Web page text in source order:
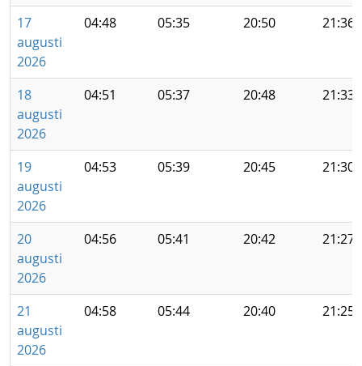
17
augusti
2026
04:48 05:35 20:50 21:36
18
augusti
2026
04:51 05:37 20:48 21:33
19
augusti
2026
04:53 05:39 20:45 21:30
20
augusti
2026
04:56 05:41 20:42 21:27
21
augusti
2026
04:58 05:44 20:40 21:25